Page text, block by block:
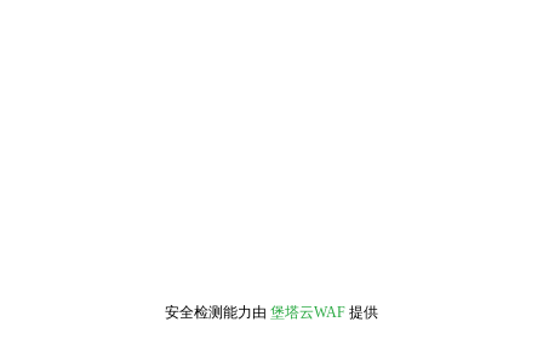
安全检测能力由 堡塔云WAF 提供